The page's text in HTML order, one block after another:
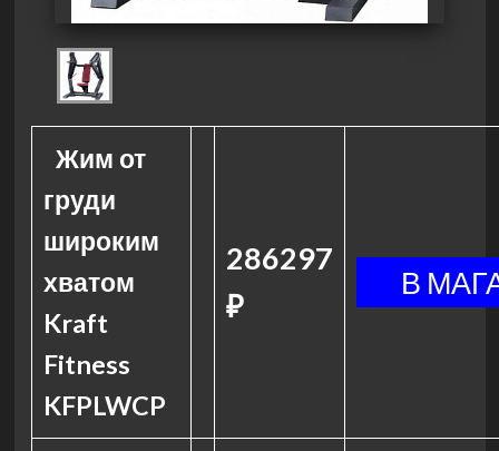
Жим от
груди
широким
хватом
Kraft
Fitness
KFPLWCP
286297
₽